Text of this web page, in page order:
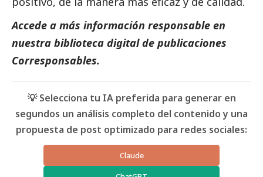
Accede a más información responsable en
nuestra biblioteca digital de publicaciones
Corresponsables.
💡 Selecciona tu IA preferida para generar en
segundos un análisis completo del contenido y una
propuesta de post optimizado para redes sociales:
Claude